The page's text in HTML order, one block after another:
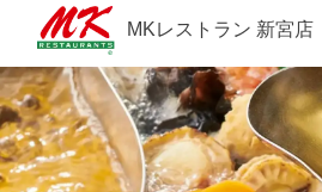
MKレストラン 新宮店